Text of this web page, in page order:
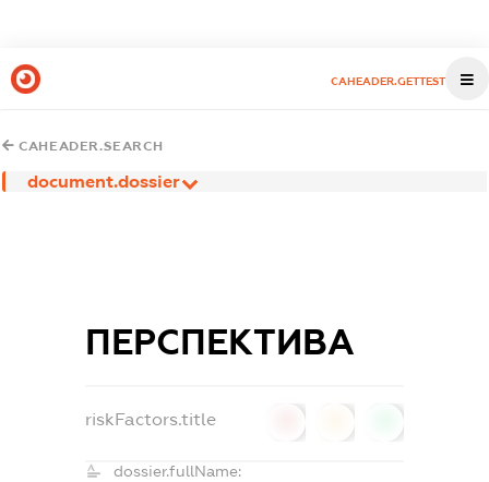
CAHEADER.GETTEST
CAHEADER.SEARCH
document.dossier
ПЕРСПЕКТИВА
riskFactors.title
dossier.fullName: